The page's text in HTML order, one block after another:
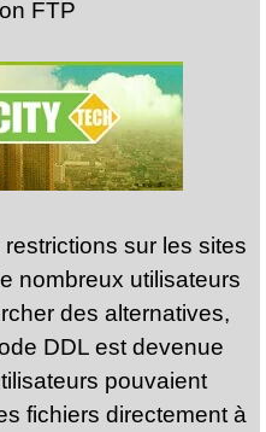
FTP
sur les sites
nombreux utilisateurs
des alternatives,
DDL est devenue
pouvaient
fichiers directement à